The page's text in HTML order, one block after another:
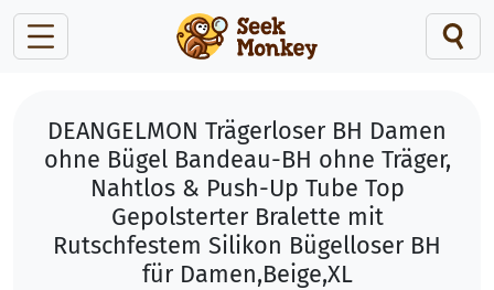
DEANGELMON Trägerloser BH Damen
ohne Bügel Bandeau-BH ohne Träger,
Nahtlos & Push-Up Tube Top
Gepolsterter Bralette mit
Rutschfestem Silikon Bügelloser BH
für Damen,Beige,XL